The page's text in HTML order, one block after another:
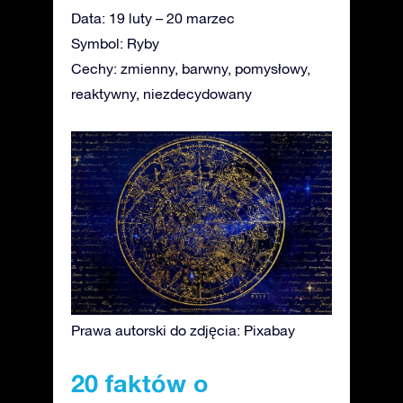
Data: 19 luty – 20 marzec
Symbol: Ryby
Cechy: zmienny, barwny, pomysłowy,
reaktywny, niezdecydowany
Prawa autorski do zdjęcia: Pixabay
20 faktów o